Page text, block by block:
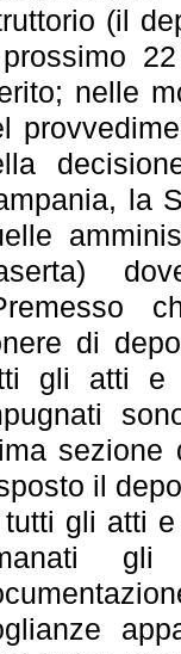
(il
nelle
la
di
gli atti e
sezione
il
gli atti